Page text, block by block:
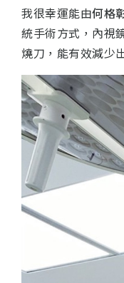
我很幸運能由何格
統手術方式，內視
燒刀，能有效減少